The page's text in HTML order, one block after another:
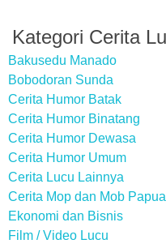
Kategori Cerita
Bakusedu Manado
Bobodoran Sunda
Cerita Humor Batak
Cerita Humor Binatang
Cerita Humor Dewasa
Cerita Humor Umum
Cerita Lucu Lainnya
Cerita Mop dan Mob Papua
Ekonomi dan Bisnis
Film / Video Lucu